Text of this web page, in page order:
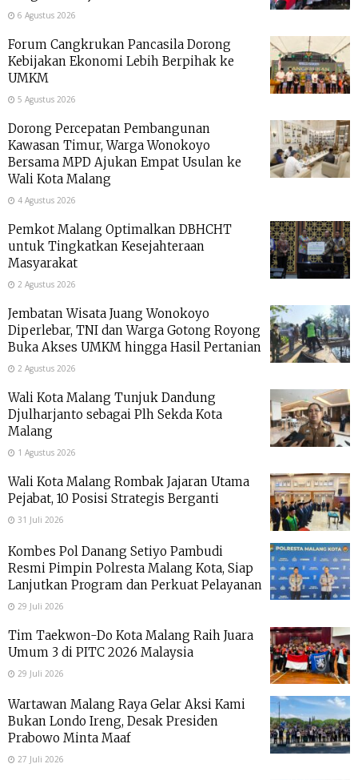
6 Agustus 2026
Forum Cangkrukan Pancasila Dorong
Kebijakan Ekonomi Lebih Berpihak ke
UMKM
5 Agustus 2026
Dorong Percepatan Pembangunan
Kawasan Timur, Warga Wonokoyo
Bersama MPD Ajukan Empat Usulan ke
Wali Kota Malang
4 Agustus 2026
Pemkot Malang Optimalkan DBHCHT
untuk Tingkatkan Kesejahteraan
Masyarakat
2 Agustus 2026
Jembatan Wisata Juang Wonokoyo
Diperlebar, TNI dan Warga Gotong Royong
Buka Akses UMKM hingga Hasil Pertanian
2 Agustus 2026
Wali Kota Malang Tunjuk Dandung
Djulharjanto sebagai Plh Sekda Kota
Malang
1 Agustus 2026
Wali Kota Malang Rombak Jajaran Utama
Pejabat, 10 Posisi Strategis Berganti
31 Juli 2026
Kombes Pol Danang Setiyo Pambudi
Resmi Pimpin Polresta Malang Kota, Siap
Lanjutkan Program dan Perkuat Pelayanan
29 Juli 2026
Tim Taekwon-Do Kota Malang Raih Juara
Umum 3 di PITC 2026 Malaysia
29 Juli 2026
Wartawan Malang Raya Gelar Aksi Kami
Bukan Londo Ireng, Desak Presiden
Prabowo Minta Maaf
27 Juli 2026